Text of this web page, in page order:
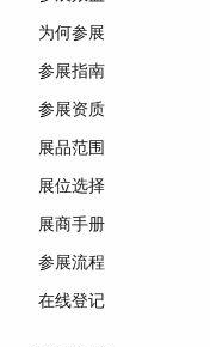
为何参展
参展指南
参展资质
展品范围
展位选择
展商手册
参展流程
在线登记